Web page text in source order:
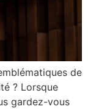
de
? Lorsque
gardez-vous